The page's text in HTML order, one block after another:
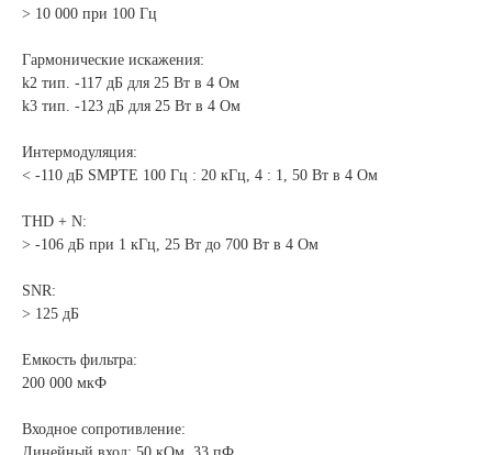
> 10 000 при 100 Гц
Гармонические искажения:
k2 тип. -117 дБ для 25 Вт в 4 Ом
k3 тип. -123 дБ для 25 Вт в 4 Ом
Интермодуляция:
< -110 дБ SMPTE 100 Гц : 20 кГц, 4 : 1, 50 Вт в 4 Ом
THD + N:
> -106 дБ при 1 кГц, 25 Вт до 700 Вт в 4 Ом
SNR:
> 125 дБ
Емкость фильтра:
200 000 мкФ
Входное сопротивление: